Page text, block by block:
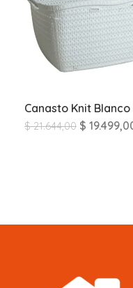
Canasto Knit Blanco
$21.644,00 $